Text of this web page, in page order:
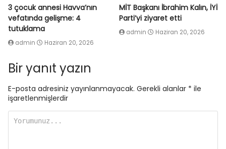
3 çocuk annesi Havva’nın
vefatında gelişme: 4
tutuklama
admin Haziran 20, 2026
MİT Başkanı İbrahim Kalın, İYİ
Parti’yi ziyaret etti
admin Haziran 20, 2026
Bir yanıt yazın
E-posta adresiniz yayınlanmayacak. Gerekli alanlar * ile
işaretlenmişlerdir